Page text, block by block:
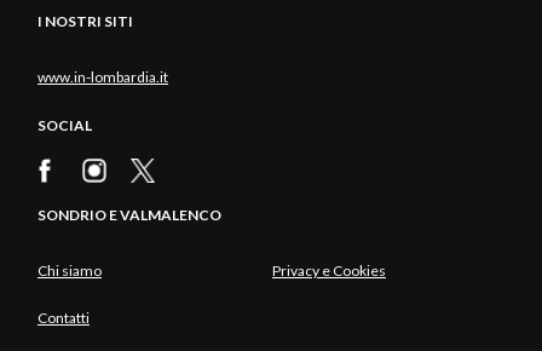
I NOSTRI SITI
www.in-lombardia.it
SOCIAL
SONDRIO E VALMALENCO
Chi siamo Privacy e Cookies
Contatti